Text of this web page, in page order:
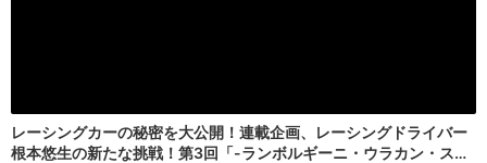
レーシングカーの秘密を大公開！連載企画、レーシングドライバー
根本悠生の新たな挑戦！第3回「-ランボルギーニ・ウラカン・ス…